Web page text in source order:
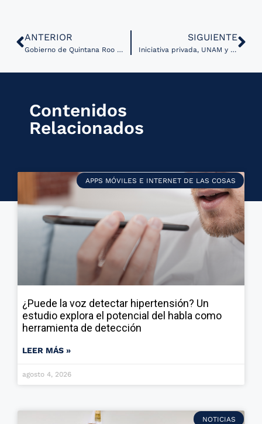
ANTERIOR
Gobierno de Quintana Roo en México lanza plataforma para vigilar el brote de COVID-19 en el estado.
SIGUIENTE
Iniciativa privada, UNAM y Gobierno de la Ciudad de México habilitan Unidad Temporal COVID-19 en el Centro Citibanamex
Contenidos
Relacionados
APPS MÓVILES E INTERNET DE LAS COSAS
¿Puede la voz detectar hipertensión? Un
estudio explora el potencial del habla como
herramienta de detección
LEER MÁS »
agosto 4, 2026
NOTICIAS